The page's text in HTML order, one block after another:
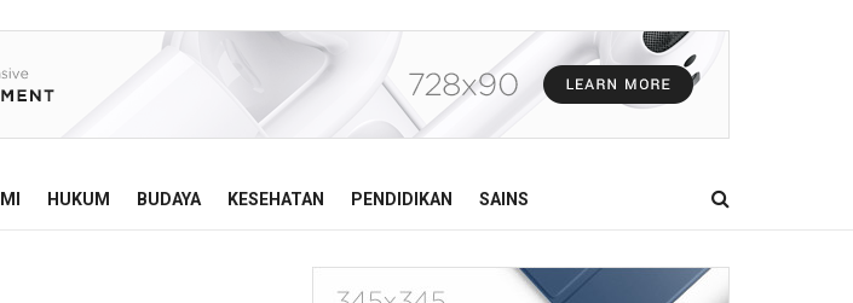
HUKUM BUDAYA KESEHATAN PENDIDIKAN SAINS